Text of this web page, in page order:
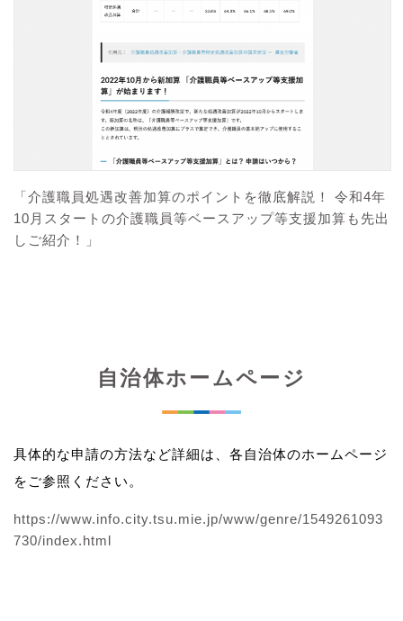
「介護職員処遇改善加算のポイントを徹底解説！ 令和4年
10月スタートの介護職員等ベースアップ等支援加算も先出
しご紹介！」
自治体ホームページ
具体的な申請の方法など詳細は、各自治体のホームページ
をご参照ください。
https://www.info.city.tsu.mie.jp/www/genre/1549261093
730/index.html